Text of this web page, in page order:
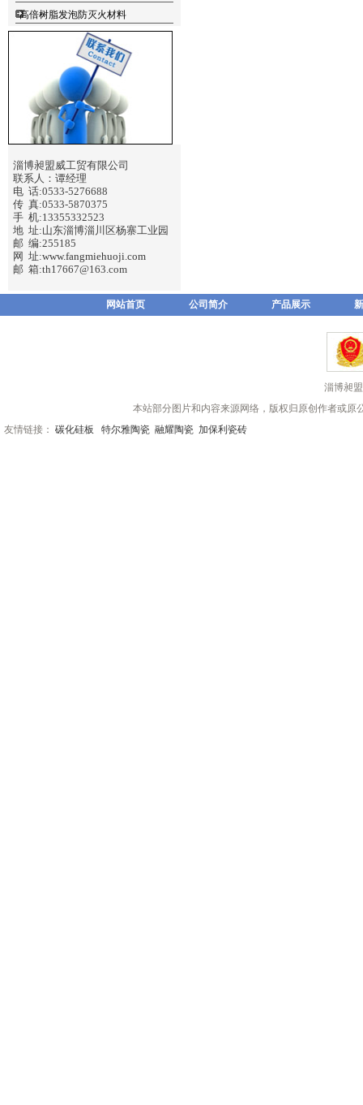
高倍树脂发泡防灭火材料
淄博昶盟威工贸有限公司
联系人：谭经理
电 话:0533-5276688
传 真:0533-5870375
手 机:13355332523
地 址:山东淄博淄川区杨寨工业园
邮 编:255185
网 址:www.fangmiehuoji.com
邮 箱:th17667@163.com
网站首页 公司简介 产品展示
淄博昶
本站部分图片和内容来源网络，版权归原创作者或
友情链接： 碳化硅板 特尔雅陶瓷 融耀陶瓷 加保利瓷砖